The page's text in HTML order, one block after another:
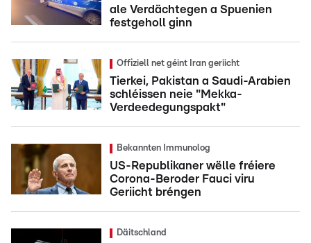
ale Verdächtegen a Spuenien
festgeholl ginn
Offiziell net géint Iran geriicht
Tierkei, Pakistan a Saudi-Arabien
schléissen neie "Mekka-
Verdeedegungspakt"
Bekannten Immunolog
US-Republikaner wëlle fréiere
Corona-Beroder Fauci viru
Geriicht bréngen
Däitschland